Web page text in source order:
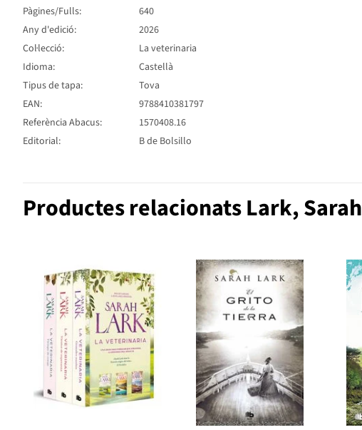
Pàgines/Fulls:
640
Any d'edició:
2026
Col·lecció:
La veterinaria
Idioma:
Castellà
Tipus de tapa:
Tova
EAN:
9788410381797
Referència Abacus:
1570408.16
Editorial:
B de Bolsillo
Productes relacionats Lark, Sarah